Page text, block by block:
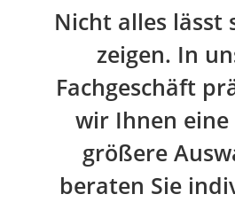
Nicht alles lässt
zeigen. In
Fachgeschäft
wir Ihnen
größere
beraten Sie